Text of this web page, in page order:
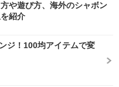
方や遊び方、海外のシャボン
紹介
ジ！100均アイテムで変